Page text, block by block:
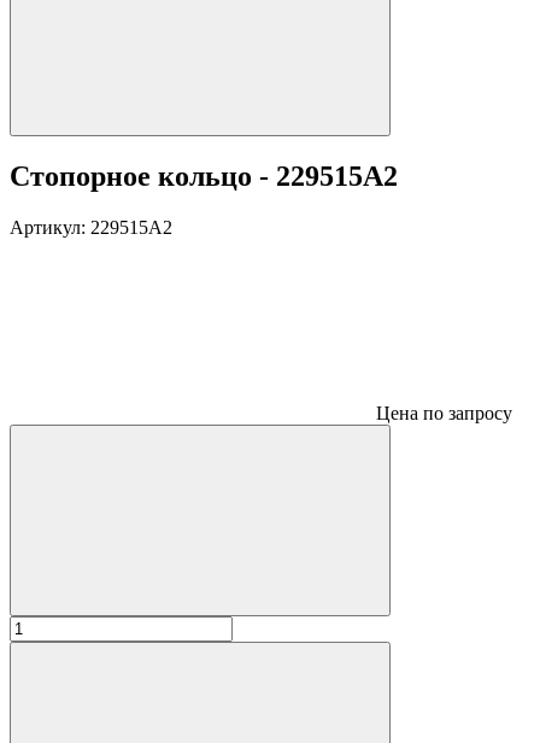
Стопорное кольцо - 229515A2
Артикул: 229515A2
Цена по запросу